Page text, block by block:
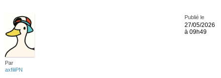
Par
axfiliPN
Publié le
27/05/2026
à 09h49